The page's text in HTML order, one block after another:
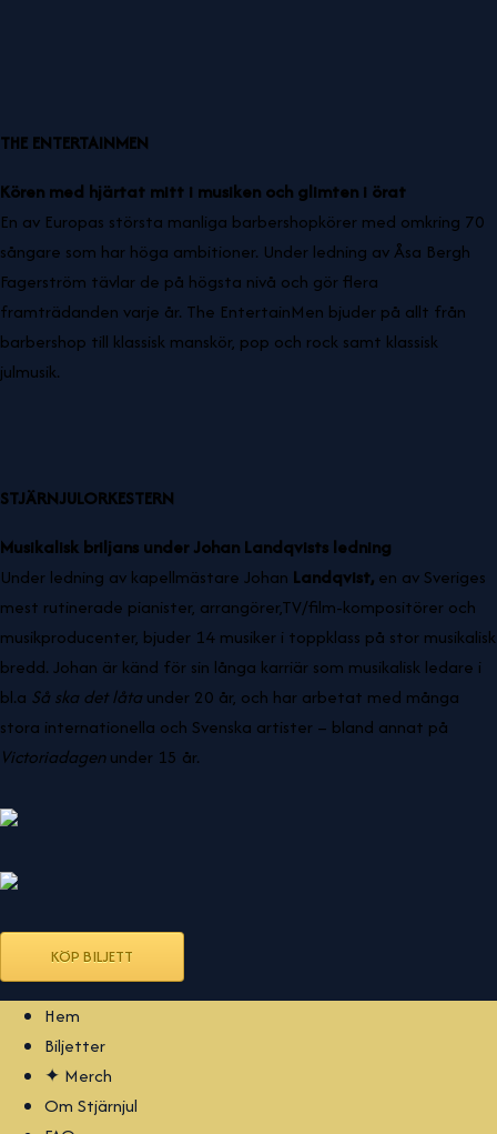
THE ENTERTAINMEN
Kören med hjärtat mitt i musiken och glimten i örat
En av Europas största manliga barbershopkörer med omkring 70
sångare som har höga ambitioner. Under ledning av Åsa Bergh
Fagerström tävlar de på högsta nivå och gör flera
framträdanden varje år. The EntertainMen bjuder på allt från
barbershop till klassisk manskör, pop och rock samt klassisk
julmusik.
STJÄRNJULORKESTERN
Musikalisk briljans under Johan Landqvists ledning
Under ledning av kapellmästare Johan Landqvist, en av Sveriges
mest rutinerade pianister, arrangörer,TV/film-kompositörer och
musikproducenter, bjuder 14 musiker i toppklass på stor musikalisk
bredd. Johan är känd för sin långa karriär som musikalisk ledare i
bl.a Så ska det låta under 20 år, och har arbetat med många
stora internationella och Svenska artister – bland annat på
Victoriadagenunder 15 år.
KÖP BILJETT
Hem
Biljetter
✦ Merch
Om Stjärnjul